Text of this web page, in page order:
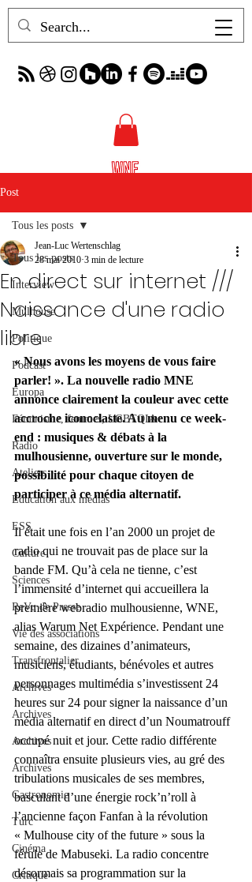
Post
Tous les posts
Interview
Mulhouse
Politique
Podcast
Europa
Féminisme, femmes, LGBTQIA+
Radio
Ateliers
Éducation aux médias
ESS
Culture
Sciences
ReVu de Presse
Vie des associations
Transfrontalier
Archives
Archives
Archives
Archives
Gastronomie
Turc
Cinéma
Critique
Tous les posts
En direct sur internet ///
Naissance d'une radio
libre
Jean-Luc Wertenschlag
28 mai 2010 3 min de lecture
« Nous avons les moyens de vous faire
parler! ». La nouvelle radio MNE
annonce clairement la couleur avec cette
accroche iconoclaste. Au menu ce week-
end : musiques & débats à la
mulhousienne, ouverture sur le monde,
possibilité pour chaque citoyen de
participer à ce média alternatif.
Il était une fois en l’an 2000 un projet de
radio qui ne trouvait pas de place sur la
bande FM. Qu’à cela ne tienne, c’est
l’immensité d’internet qui accueillera la
première webradio mulhousienne, WNE,
alias Warum Net Expérience. Pendant une
semaine, des dizaines d’animateurs,
musiciens, étudiants, bénévoles et autres
personnages multimédia s’investissent 24
heures sur 24 pour signer la naissance d’un
média alternatif en direct d’un Noumatrouff
occupé nuit et jour. Cette radio différente
connaîtra ensuite plusieurs vies, au gré des
tribulations musicales de ses membres,
basculant d’une énergie rock’n’roll à
l’ancienne façon Fanfan à la révolution
« Mulhouse city of the future » sous la
férule de Mabuseki. La radio concentre
désormais sa programmation sur la